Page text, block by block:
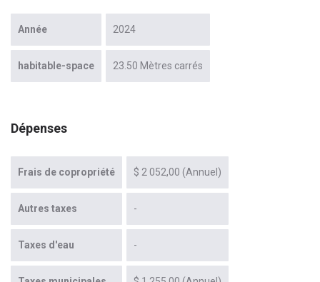
Année 2024
habitable-space 23.50 Mètres carrés
Dépenses
Frais de copropriété $ 2 052,00 (Annuel)
Autres taxes -
Taxes d'eau -